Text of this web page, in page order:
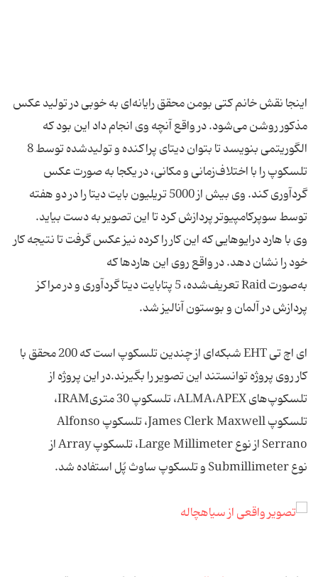
اینجا نقش خانم کتی بومن محقق رایانه‌ای به‌ خوبی در تولید عکس
مذکور روشن می‌شود. در واقع آنچه وی انجام داد این بود که
الگوریتمی بنویسد تا بتوان دیتای پراکنده و تولیدشده توسط 8
تلسکوپ را با اختلاف‌زمانی و مکانی، در یکجا به‌ صورت عکس
گردآوری کند. وی بیش از 5000 تریلیون بایت دیتا را در دو هفته
توسط سوپرکامپیوتر پردازش کرد تا این تصویر به دست بیاید.
وی با هارد درایوهایی که این کار را کرده نیز عکس گرفت تا نتیجه کار
خود را نشان دهد. در واقع روی این هاردها که
به‌صورت Raid تعریف‌شده، 5 پتابایت دیتا گردآوری و در مراکز
پردازش در آلمان و بوستون آنالیز شد.
ای اچ تی EHT شبکه‌ای از چندین تلسکوپ است که 200 محقق با
کار روی پروژه توانستند این تصویر را بگیرند.در این پروژه از
تلسکوپ‌های ALMA،APEX، تلسکوپ 30 متریIRAM،
تلسکوپ James Clerk Maxwell، تلسکوپ Alfonso
Serrano از نوع Large Millimeter، تلسکوپ Array از
نوع Submillimeter و تلسکوپ ساوث پُل استفاده شد.